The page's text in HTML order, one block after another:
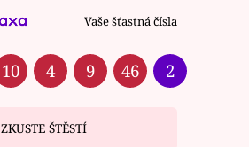
Vaše šťastná čísla
10 4 9 46 2
ZKUSTE ŠTĚSTÍ